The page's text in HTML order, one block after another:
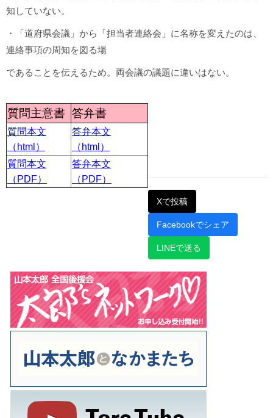
知していない。
・「道府県会議」から「担当者連絡会」に名称を変えたのは、
連絡事項の周知を図る場
であることを伝えるため。両会議の議題に違いはない。
質問主意書 答弁書
質問本文
（html）
答弁本文
（html）
質問本文
（PDF）
答弁本文
（PDF）
Xで投稿
Facebookでシェア
LINEで送る